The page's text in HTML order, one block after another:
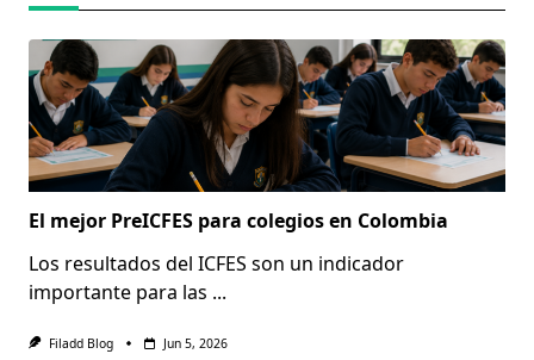
El mejor PreICFES para colegios en Colombia
Los resultados del ICFES son un indicador
importante para las ...
Filadd Blog Jun 5, 2026